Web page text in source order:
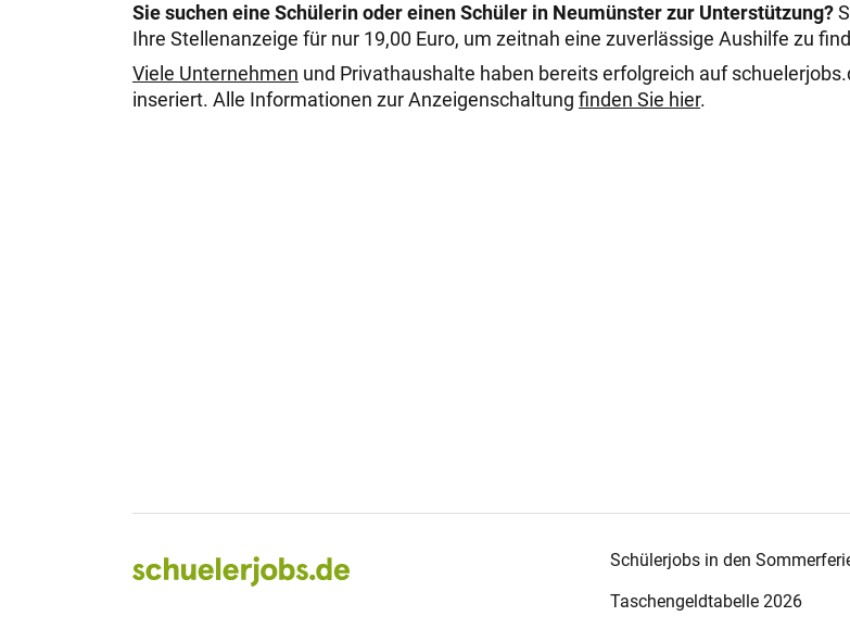
Sie suchen eine Schülerin oder einen Schüler in Neumünster zur Unterstützung?
Ihre Stellenanzeige für nur 19,00 Euro, um zeitnah eine zuverlässige Aushilfe zu
Viele Unternehmen und Privathaushalte haben bereits erfolgreich auf
inseriert. Alle Informationen zur Anzeigenschaltung finden Sie hier.
Schülerjobs in den
Taschengeldtabelle 2026